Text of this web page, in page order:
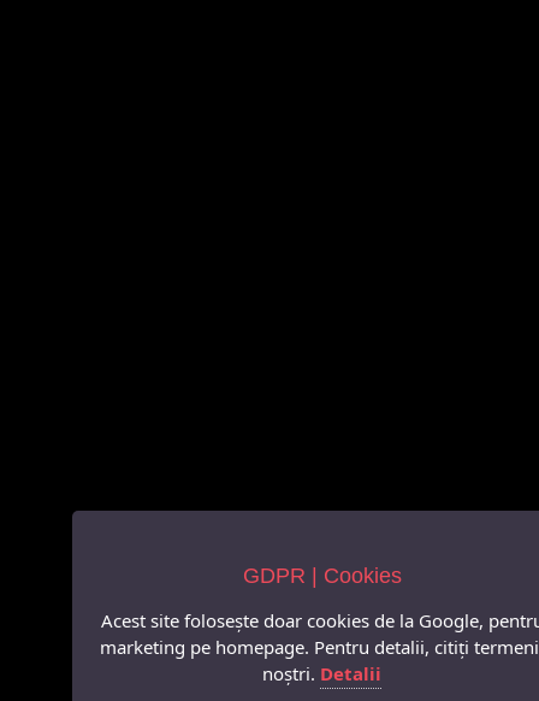
GDPR | Cookies
Acest site folosește doar cookies de la Google,
marketing pe homepage. Pentru detalii, citiți
noștri. Detalii